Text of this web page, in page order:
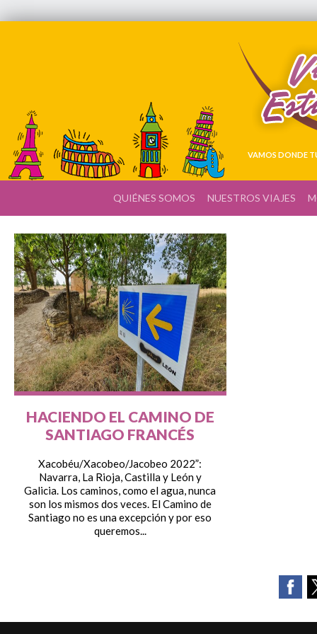
VAMOS DONDE
QUIÉNES SOMOS NUESTROS VIAJES
HACIENDO EL CAMINO DE
SANTIAGO FRANCÉS
Xacobéu/Xacobeo/Jacobeo 2022”:
Navarra, La Rioja, Castilla y León y
Galicia. Los caminos, como el agua, nunca
son los mismos dos veces. El Camino de
Santiago no es una excepción y por eso
queremos...